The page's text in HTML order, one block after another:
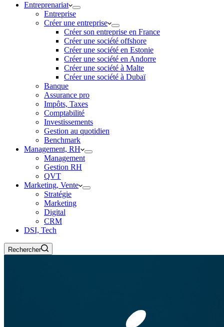
Entreprenariat
Entreprise
Créer une entreprise
Créer son entreprise en France
Créer une société offshore
Créer une société en Estonie
Créer une société en Andorre
Créer une société à Malte
Créer une société à Dubaï
Banque
Assurance pro
Impôts, Taxes
Comptabilité
Investissements
Gestion au quotidien
Benchmark
Management, RH
Management
Gestion RH
QVT
Marketing, Vente
Stratégie
Marketing
Digital
CRM
DSI, Tech
Rechercher